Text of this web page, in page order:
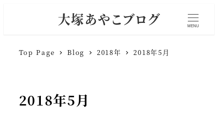
大塚あやこブログ MENU
Top Page Blog 2018年 2018年5月
2018年5月